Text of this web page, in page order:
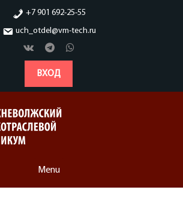
+7 901 692-25-55
uch_otdel@vm-tech.ru
ВХОД
Menu